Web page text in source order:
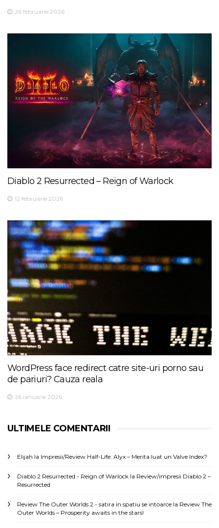
26 februarie 2026
Diablo 2 Resurrected – Reign of Warlock
12 februarie 2026
WordPress face redirect catre site-uri porno sau
de pariuri? Cauza reala
26 ianuarie 2026
ULTIMELE COMENTARII
Elijah la Impresii/Review Half-Life: Alyx – Merita luat un Valve Index?
Diablo 2 Resurrected - Reign of Warlock la Review/impresii Diablo 2 –
Resurrected
Review The Outer Worlds 2 - satira in spatiu se intoarce la Review The
Outer Worlds – Prosperity awaits in the stars!